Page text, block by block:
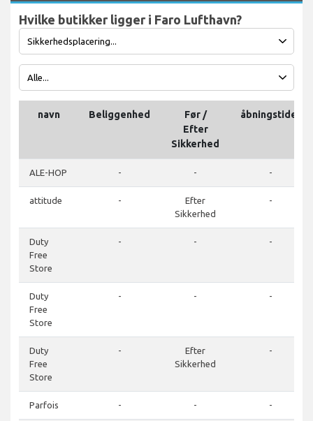
Hvilke butikker ligger i Faro Lufthavn?
navn Beliggenhed
Før /
Efter
Sikkerhed
åbningstider
ALE-HOP - - -
attitude -
Efter
Sikkerhed
-
Duty
Free
Store
- - -
Duty
Free
Store
- - -
Duty
Free
Store
-
Efter
Sikkerhed
-
Parfois - - -